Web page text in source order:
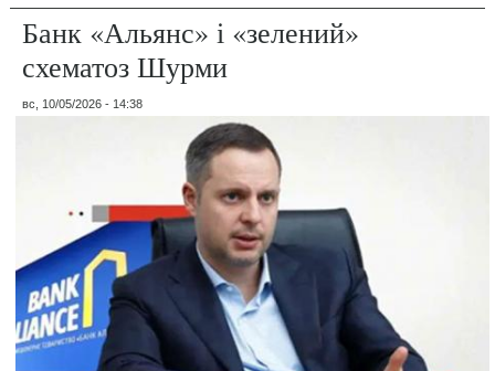
Банк «Альянс» і «зелений»
схематоз Шурми
вс, 10/05/2026 - 14:38